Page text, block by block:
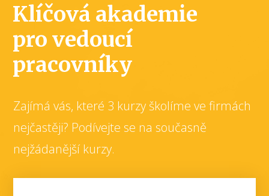
Klíčová akademie
pro vedoucí
pracovníky
Zajímá vás, které 3 kurzy školíme ve firmách
nejčastěji? Podívejte se na současně
nejžádanější kurzy.